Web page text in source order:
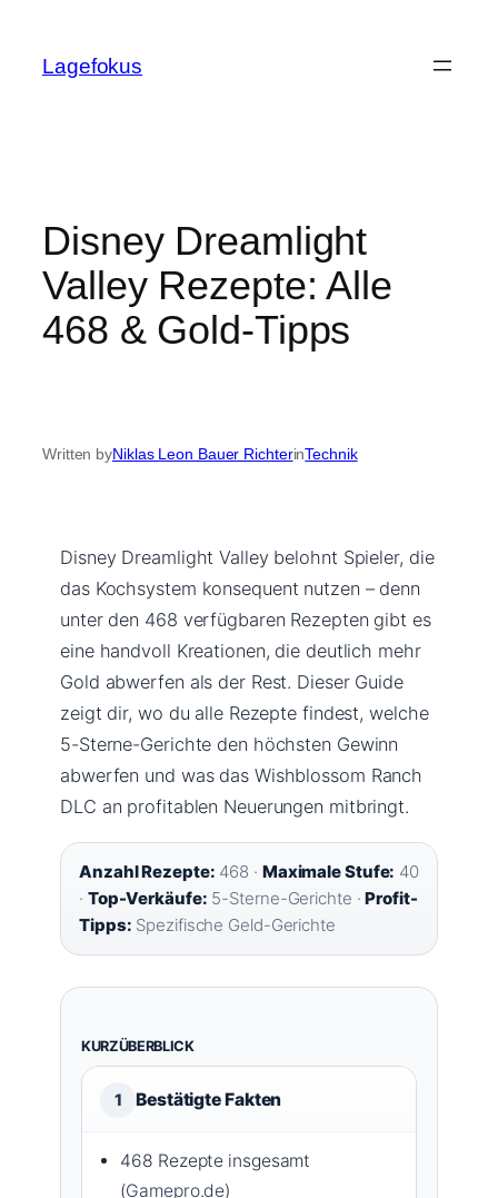
content
Lagefokus
Disney Dreamlight
Valley Rezepte: Alle
468 & Gold-Tipps
Written byNiklas Leon Bauer RichterinTechnik
Disney Dreamlight Valley belohnt Spieler, die
das Kochsystem konsequent nutzen – denn
unter den 468 verfügbaren Rezepten gibt es
eine handvoll Kreationen, die deutlich mehr
Gold abwerfen als der Rest. Dieser Guide
zeigt dir, wo du alle Rezepte findest, welche
5-Sterne-Gerichte den höchsten Gewinn
abwerfen und was das Wishblossom Ranch
DLC an profitablen Neuerungen mitbringt.
Anzahl Rezepte: 468 · Maximale Stufe: 40
· Top-Verkäufe: 5-Sterne-Gerichte ·Profit-
Tipps: Spezifische Geld-Gerichte
KURZÜBERBLICK
1 Bestätigte Fakten
468 Rezepte insgesamt
(Gamepro.de)